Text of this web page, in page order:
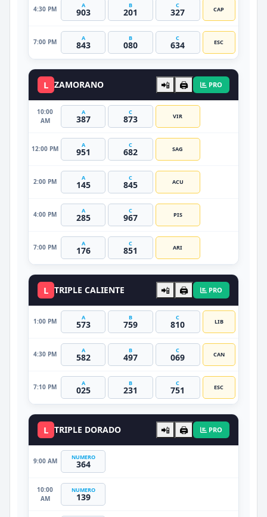
4:30 PM A
903
B
201
C
327 CAP
7:00 PM A
843
B
080
C
634 ESC
L ZAMORANO 📲 🖨️ PRO
10:00
AM
A
387
C
873 VIR
12:00 PM A
951
C
682 SAG
2:00 PM A
145
C
845 ACU
4:00 PM A
285
C
967 PIS
7:00 PM A
176
C
851 ARI
L TRIPLE CALIENTE 📲 🖨️ PRO
1:00 PM A
573
B
759
C
810 LIB
4:30 PM A
582
B
497
C
069 CAN
7:10 PM A
025
B
231
C
751 ESC
L TRIPLE DORADO 📲 🖨️ PRO
9:00 AM NUMERO
364
10:00
AM
NUMERO
139